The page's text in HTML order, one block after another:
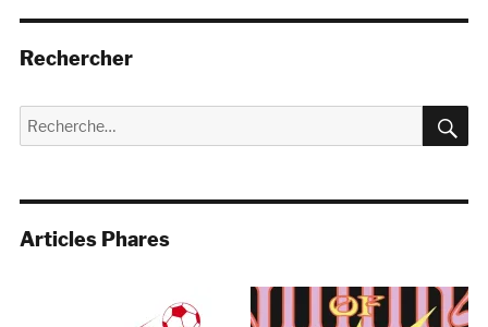
Rechercher
Recherche
pour :
Articles Phares